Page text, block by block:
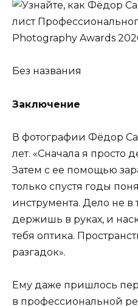
Без названия
Заключение
В фотографии Фёдор
лет. «Сначала я просто
Затем с ее помощью
только спустя годы
инструмента. Дело не в
держишь в руках, и
тебя оптика.
разгадок».
Ему даже пришлось
в профессиональной